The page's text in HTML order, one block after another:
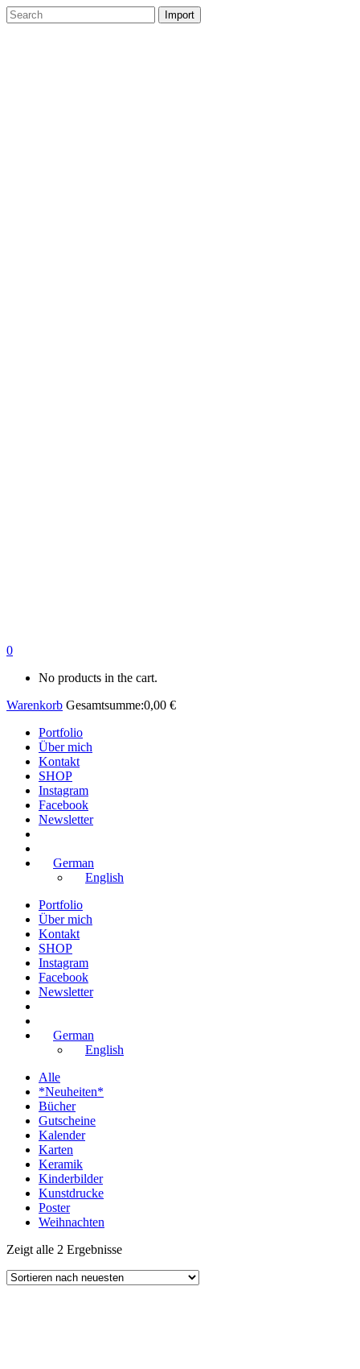
0
No products in the cart.
Warenkorb Gesamtsumme:0,00 €
Portfolio
Über mich
Kontakt
SHOP
Instagram
Facebook
Newsletter
German
English
Portfolio
Über mich
Kontakt
SHOP
Instagram
Facebook
Newsletter
German
English
Alle
*Neuheiten*
Bücher
Gutscheine
Kalender
Karten
Keramik
Kinderbilder
Kunstdrucke
Poster
Weihnachten
Zeigt alle 2 Ergebnisse